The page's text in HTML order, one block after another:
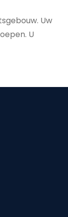
Uw
U